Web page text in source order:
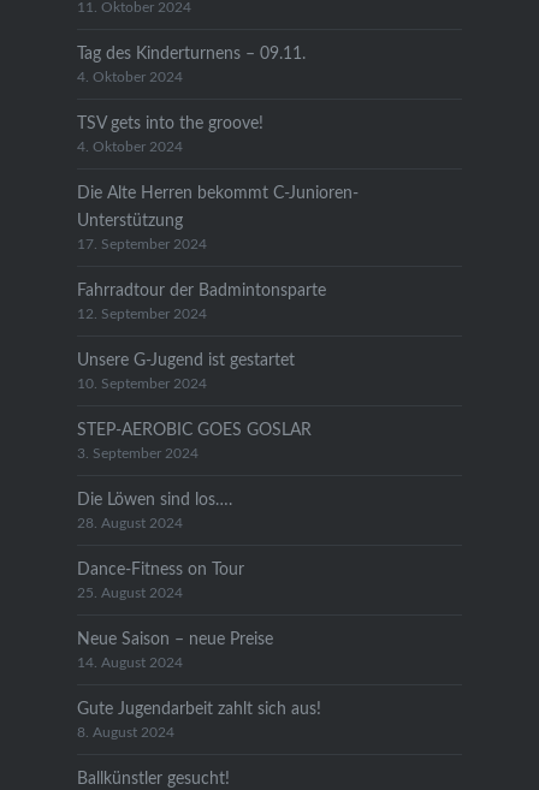
11. Oktober 2024
Tag des Kinderturnens – 09.11.
4. Oktober 2024
TSV gets into the groove!
4. Oktober 2024
Die Alte Herren bekommt C-Junioren-
Unterstützung
17. September 2024
Fahrradtour der Badmintonsparte
12. September 2024
Unsere G-Jugend ist gestartet
10. September 2024
STEP-AEROBIC GOES GOSLAR
3. September 2024
Die Löwen sind los….
28. August 2024
Dance-Fitness on Tour
25. August 2024
Neue Saison – neue Preise
14. August 2024
Gute Jugendarbeit zahlt sich aus!
8. August 2024
Ballkünstler gesucht!